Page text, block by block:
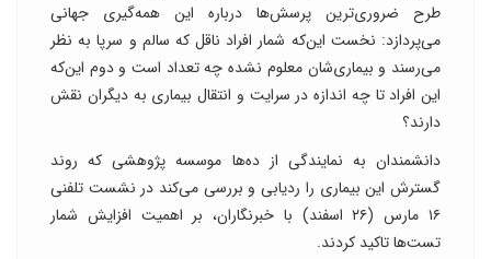
طرح ضروری‌ترین پرسش‌ها درباره این همه‌گیری جهانی
می‌پردازد: نخست این‌که شمار افراد ناقل که سالم و سرپا به نظر
می‌رسند و بیماری‌شان معلوم نشده چه تعداد است و دوم این‌که
این افراد تا چه اندازه در سرایت و انتقال بیماری به دیگران نقش
دارند؟
دانشمندان به نمایندگی از ده‌ها موسسه پژوهشی که روند
گسترش این بیماری را ردیابی و بررسی می‌کند در نشست تلفنی
۱۶ مارس (۲۶ اسفند) با خبرنگاران، بر اهمیت افزایش شمار
تست‌ها تاکید کردند.